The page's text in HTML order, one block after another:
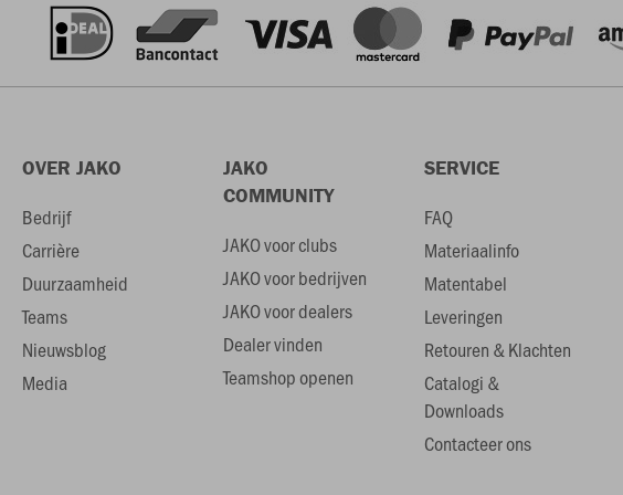
OVER JAKO
Bedrijf
Carrière
Duurzaamheid
Teams
Nieuwsblog
Media
JAKO
COMMUNITY
JAKO voor clubs
JAKO voor bedrijven
JAKO voor dealers
Dealer vinden
Teamshop openen
SERVICE
FAQ
Materiaalinfo
Matentabel
Leveringen
Retouren & Klachten
Catalogi &
Downloads
Contacteer ons